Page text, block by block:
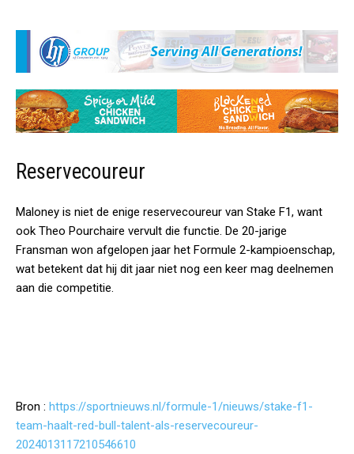
Reservecoureur
Maloney is niet de enige reservecoureur van Stake F1, want
ook Theo Pourchaire vervult die functie. De 20-jarige
Fransman won afgelopen jaar het Formule 2-kampioenschap,
wat betekent dat hij dit jaar niet nog een keer mag deelnemen
aan die competitie.
Bron : https://sportnieuws.nl/formule-1/nieuws/stake-f1-
team-haalt-red-bull-talent-als-reservecoureur-
2024013117210546610